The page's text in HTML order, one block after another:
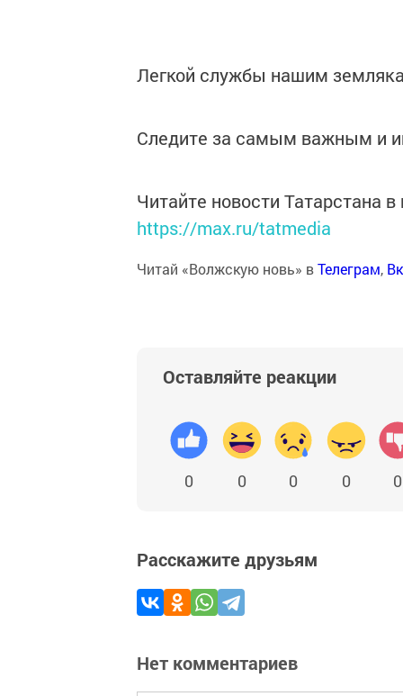
Легкой службы нашим
Следите за самым важным и
Читайте новости Татарстана
https://max.ru/tatmedia
Читай «Волжскую новь» вТелеграм,
Оставляйте реакции
0 0 0 0 0
Расскажите друзьям
Нет комментариев